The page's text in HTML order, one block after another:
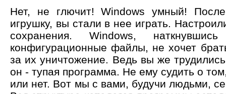
Нет, не глючит! Windows умный!
игрушку, вы стали в нее играть.
сохранения. Windows,
конфигурационные файлы, не хочет
за их уничтожение. Ведь вы же
он - тупая программа. Не ему судить о
или нет. Вот мы с вами, будучи людьми,